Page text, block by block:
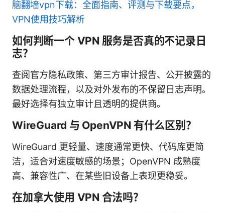
脑翻墙vpn下载：全面指南、评测与下载要点，
VPN使用技巧解析
如何判断一个 VPN 服务是否真的不记录日
志？
查阅官方隐私政策、第三方审计报告、公开披露的
数据处理流程，以及对外发布的不保留日志声明。
最好选择有独立审计且透明的提供商。
WireGuard 与 OpenVPN 有什么区别？
WireGuard 更轻量、速度通常更快、代码库更简
洁，适合对速度敏感的场景；OpenVPN 成熟度
高、兼容性广、在某些旧设备上表现更稳妥。
在加拿大使用 VPN 合法吗？